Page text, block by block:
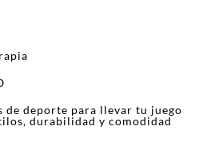
de deporte para llevar tu juego
durabilidad y comodidad